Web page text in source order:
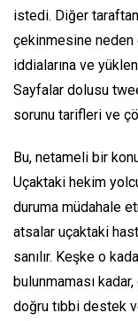
istedi. Diğer
çekinmesine neden
iddialarına ve
Sayfalar dolusu
sorunu tarifleri ve
Bu, netameli bir
Uçaktaki hekim
duruma müdahale
atsalar uçaktaki
sanılır. Keşke o
bulunmaması
doğru tıbbi destek